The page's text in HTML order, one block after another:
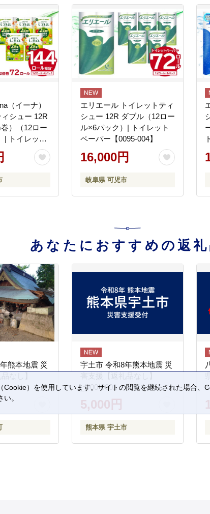
（イーナ）
ィシュー 12R
）（12ロー
| トイレット
006】
エリエール トイレットティ
シュー 12R ダブル（12ロー
ル×6パック）| トイレット
ペーパー【0095-004】
16,000円
岐阜県 可児市
あなたにおすすめの返礼
熊本地震 災
なし】
宇土市 令和8年熊本地震 災
害支援【返礼品なし】
_U00-0001
5,000円
熊本県 宇土市
）を使用しています。サイトの閲覧を継続された場合、
。